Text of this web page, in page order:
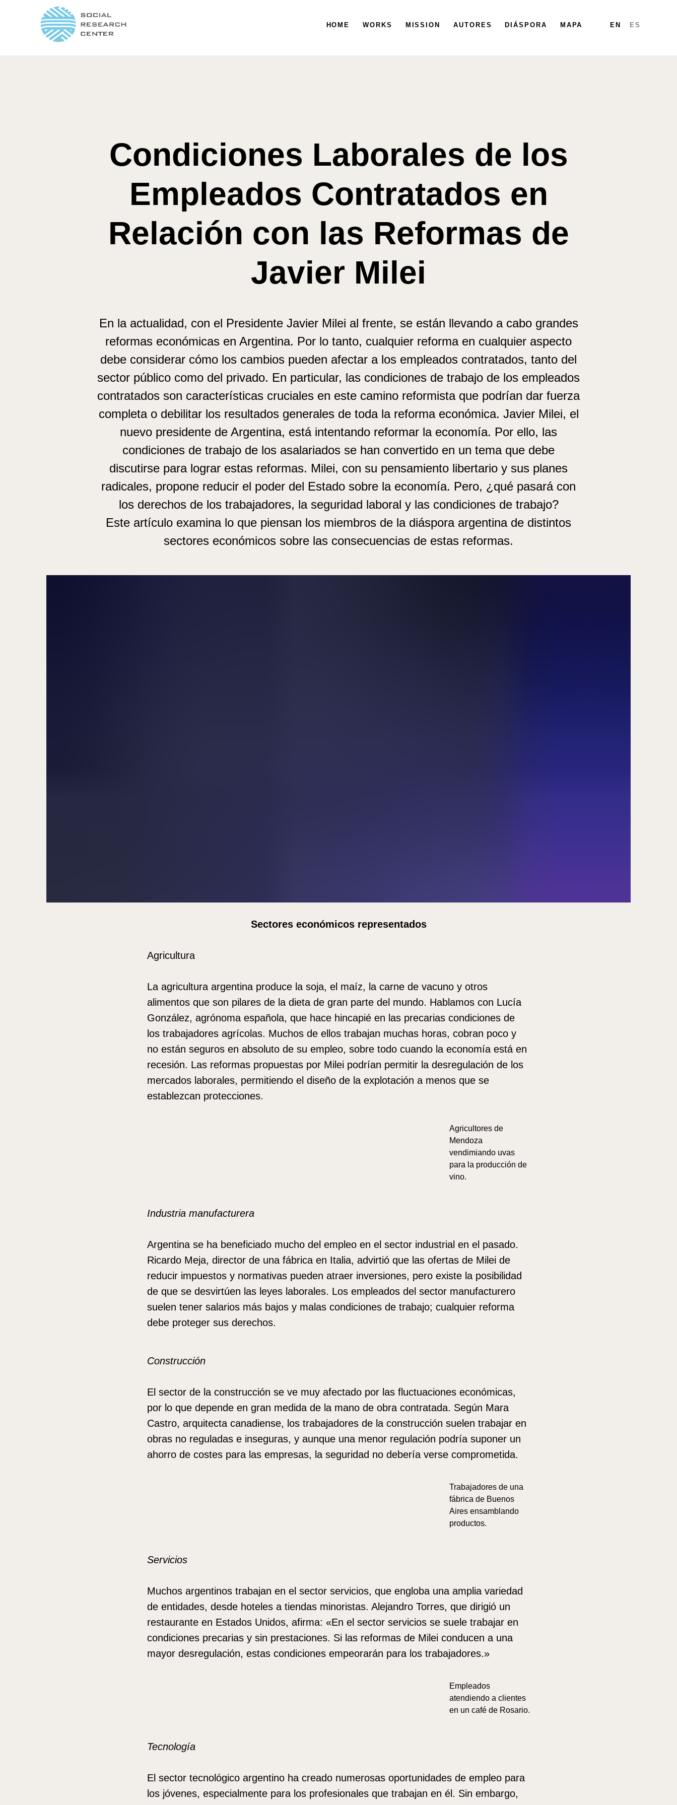
HOGAR TRABAJOS MISIÓN PARTICIPA DIÁSPORA MAPA INFORMES
HOME WORKS MISSION AUTORES DIÁSPORA MAPA EN ES
Condiciones Laborales de los
Empleados Contratados en
Relación con las Reformas de
Javier Milei
En la actualidad, con el Presidente Javier Milei al frente, se están llevando a cabo grandes
reformas económicas en Argentina. Por lo tanto, cualquier reforma en cualquier aspecto
debe considerar cómo los cambios pueden afectar a los empleados contratados, tanto del
sector público como del privado. En particular, las condiciones de trabajo de los empleados
contratados son características cruciales en este camino reformista que podrían dar fuerza
completa o debilitar los resultados generales de toda la reforma económica. Javier Milei, el
nuevo presidente de Argentina, está intentando reformar la economía. Por ello, las
condiciones de trabajo de los asalariados se han convertido en un tema que debe
discutirse para lograr estas reformas. Milei, con su pensamiento libertario y sus planes
radicales, propone reducir el poder del Estado sobre la economía. Pero, ¿qué pasará con
los derechos de los trabajadores, la seguridad laboral y las condiciones de trabajo?
Este artículo examina lo que piensan los miembros de la diáspora argentina de distintos
sectores económicos sobre las consecuencias de estas reformas.
Sectores económicos representados
Agricultura
La agricultura argentina produce la soja, el maíz, la carne de vacuno y otros
alimentos que son pilares de la dieta de gran parte del mundo. Hablamos con Lucía
González, agrónoma española, que hace hincapié en las precarias condiciones de
los trabajadores agrícolas. Muchos de ellos trabajan muchas horas, cobran poco y
no están seguros en absoluto de su empleo, sobre todo cuando la economía está en
recesión. Las reformas propuestas por Milei podrían permitir la desregulación de los
mercados laborales, permitiendo el diseño de la explotación a menos que se
establezcan protecciones.
Agricultores de
Mendoza
vendimiando uvas
para la producción de
vino.
Industria manufacturera
Argentina se ha beneficiado mucho del empleo en el sector industrial en el pasado.
Ricardo Meja, director de una fábrica en Italia, advirtió que las ofertas de Milei de
reducir impuestos y normativas pueden atraer inversiones, pero existe la posibilidad
de que se desvirtúen las leyes laborales. Los empleados del sector manufacturero
suelen tener salarios más bajos y malas condiciones de trabajo; cualquier reforma
debe proteger sus derechos.
Construcción
El sector de la construcción se ve muy afectado por las fluctuaciones económicas,
por lo que depende en gran medida de la mano de obra contratada. Según Mara
Castro, arquitecta canadiense, los trabajadores de la construcción suelen trabajar en
obras no reguladas e inseguras, y aunque una menor regulación podría suponer un
ahorro de costes para las empresas, la seguridad no debería verse comprometida.
Trabajadores de una
fábrica de Buenos
Aires ensamblando
productos.
Servicios
Muchos argentinos trabajan en el sector servicios, que engloba una amplia variedad
de entidades, desde hoteles a tiendas minoristas. Alejandro Torres, que dirigió un
restaurante en Estados Unidos, afirma: «En el sector servicios se suele trabajar en
condiciones precarias y sin prestaciones. Si las reformas de Milei conducen a una
mayor desregulación, estas condiciones empeorarán para los trabajadores.»
Empleados
atendiendo a clientes
en un café de Rosario.
Tecnología
El sector tecnológico argentino ha creado numerosas oportunidades de empleo para
los jóvenes, especialmente para los profesionales que trabajan en él. Sin embargo,